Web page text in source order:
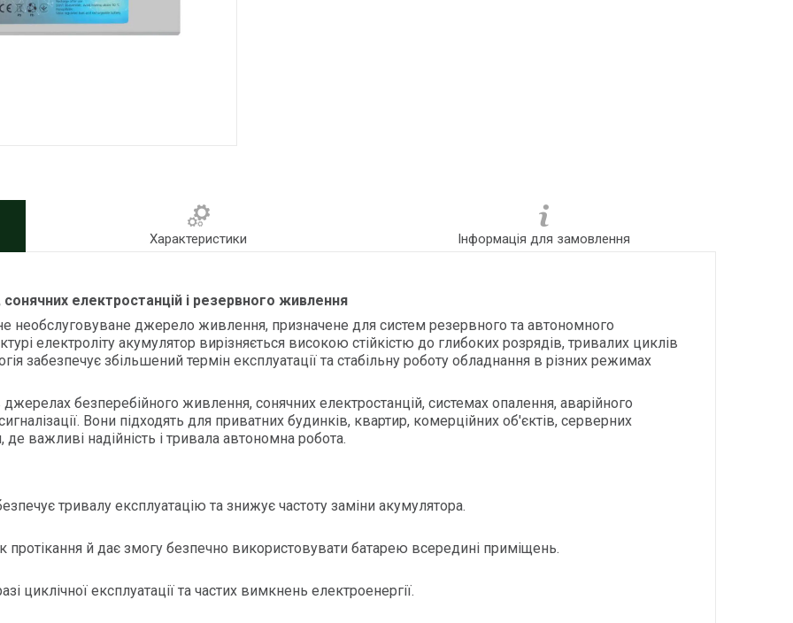
Характеристики Інформація для замовлення
електростанцій і резервного живлення
необслуговуване джерело живлення, призначене для систем резервного та автономного
електроліту акумулятор вирізняється високою стійкістю до глибоких розрядів, тривалих циклів
забезпечує збільшений термін експлуатації та стабільну роботу обладнання в різних режимах
безперебійного живлення, сонячних електростанцій, системах опалення, аварійного
Вони підходять для приватних будинків, квартир, комерційних об'єктів, серверних
важливі надійність і тривала автономна робота.
тривалу експлуатацію та знижує частоту заміни акумулятора.
й дає змогу безпечно використовувати батарею всередині приміщень.
циклічної експлуатації та частих вимкнень електроенергії.